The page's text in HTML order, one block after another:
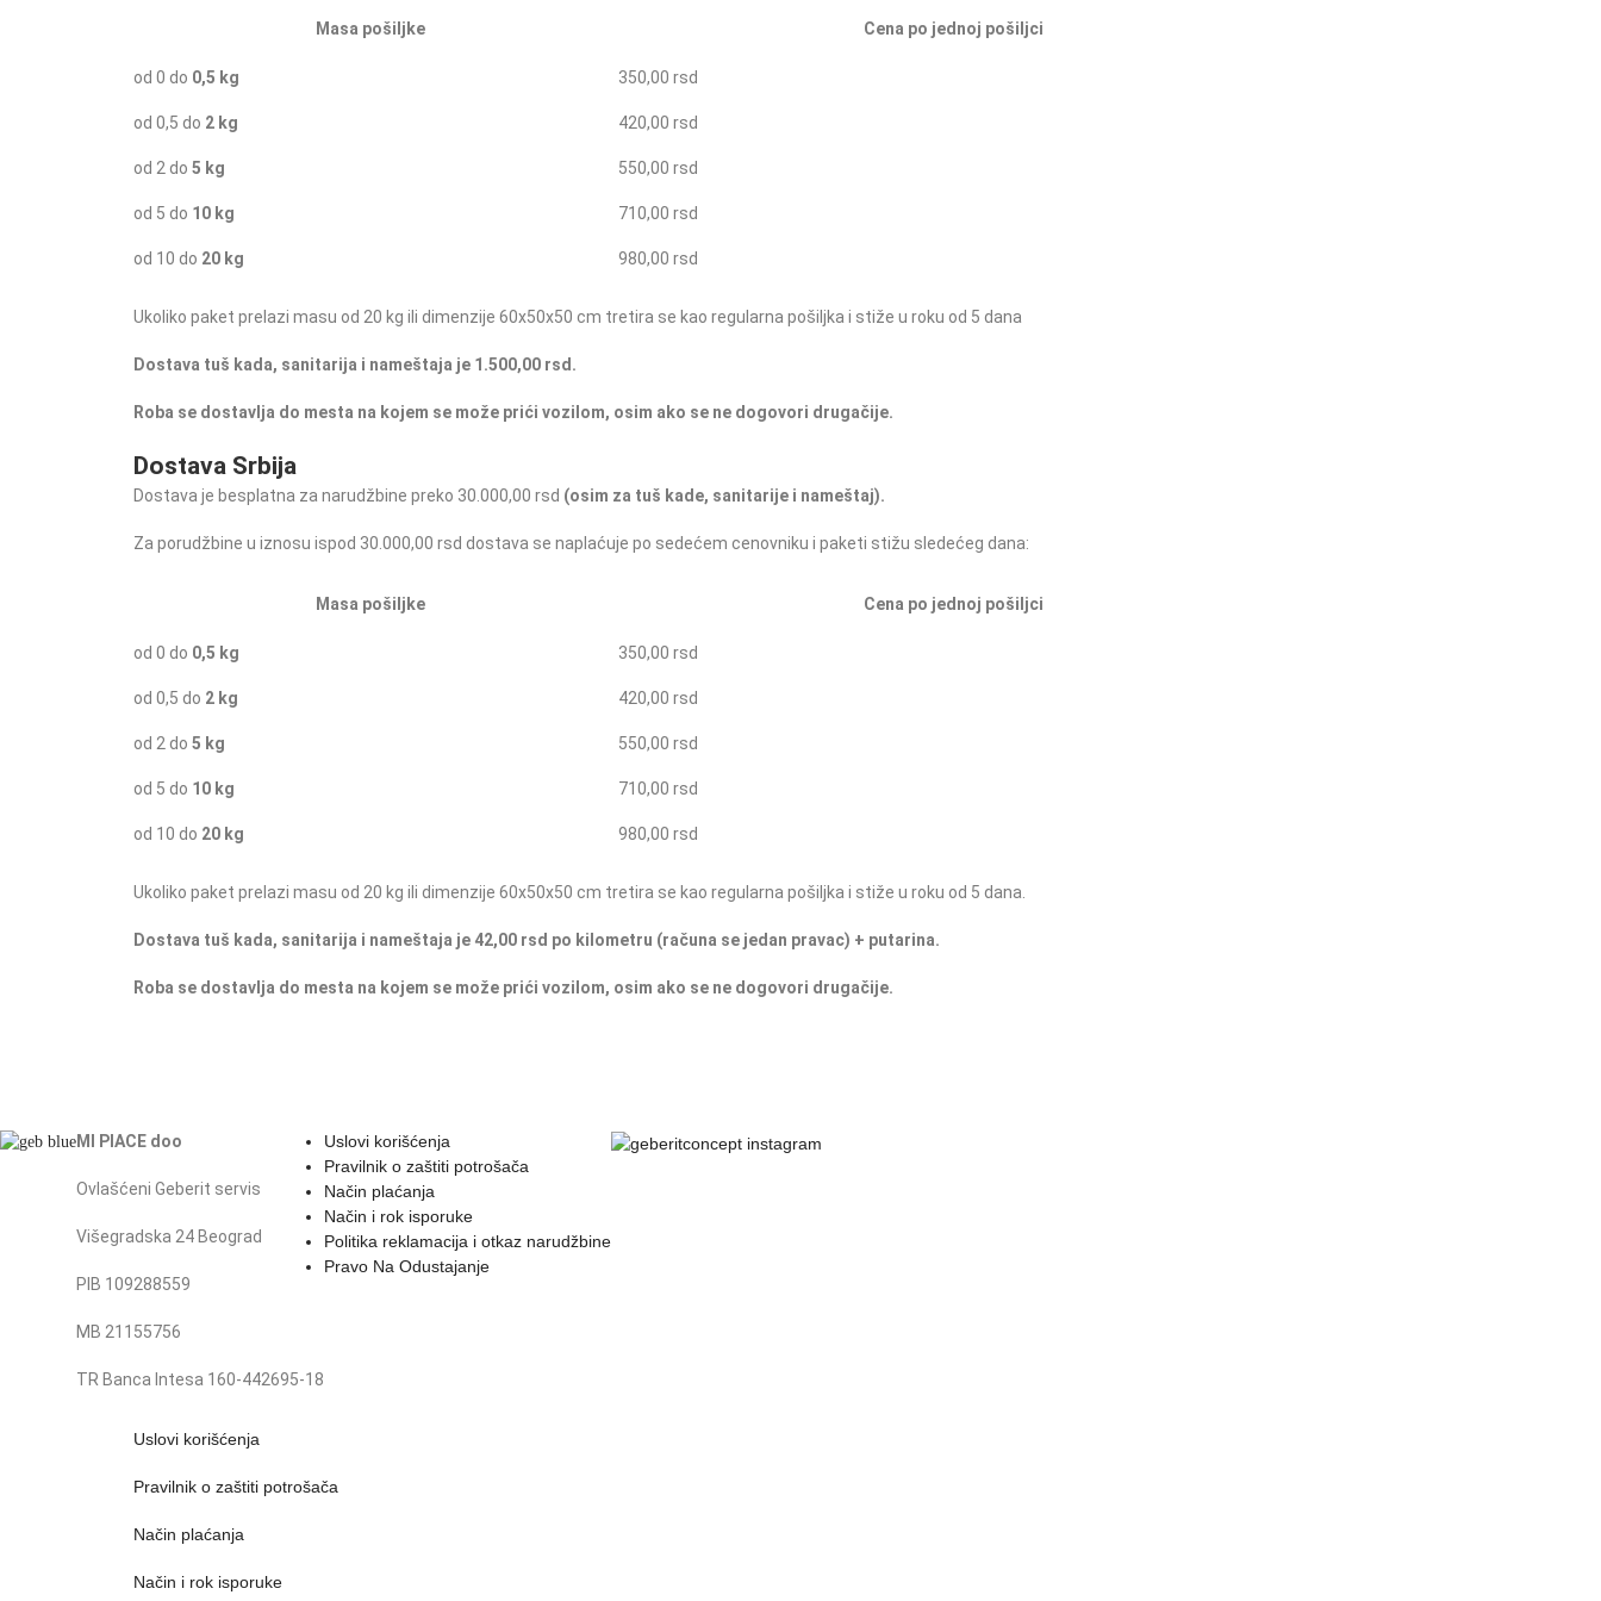
Masa pošiljke Cena po jednoj pošiljci
od 0 do 0,5 kg 350,00 rsd
od 0,5 do 2 kg 420,00 rsd
od 2 do 5 kg 550,00 rsd
od 5 do 10 kg 710,00 rsd
od 10 do 20 kg 980,00 rsd
Ukoliko paket prelazi masu od 20 kg ili dimenzije 60x50x50 cm tretira se kao regularna pošiljka i stiže u roku od 5 dana
Dostava tuš kada, sanitarija i nameštaja je 1.500,00 rsd.
Roba se dostavlja do mesta na kojem se može prići vozilom, osim ako se ne dogovori drugačije.
Dostava Srbija
Dostava je besplatna za narudžbine preko 30.000,00 rsd (osim za tuš kade, sanitarije i nameštaj).
Za porudžbine u iznosu ispod 30.000,00 rsd dostava se naplaćuje po sedećem cenovniku i paketi stižu sledećeg dana:
Masa pošiljke Cena po jednoj pošiljci
od 0 do 0,5 kg 350,00 rsd
od 0,5 do 2 kg 420,00 rsd
od 2 do 5 kg 550,00 rsd
od 5 do 10 kg 710,00 rsd
od 10 do 20 kg 980,00 rsd
Ukoliko paket prelazi masu od 20 kg ili dimenzije 60x50x50 cm tretira se kao regularna pošiljka i stiže u roku od 5 dana.
Dostava tuš kada, sanitarija i nameštaja je 42,00 rsd po kilometru (računa se jedan pravac) + putarina.
Roba se dostavlja do mesta na kojem se može prići vozilom, osim ako se ne dogovori drugačije.
MI PIACE doo
Ovlašćeni Geberit servis
Višegradska 24 Beograd
PIB 109288559
MB 21155756
TR Banca Intesa 160-442695-18
Uslovi korišćenja
Pravilnik o zaštiti potrošača
Način plaćanja
Način i rok isporuke
Politika reklamacija i otkaz narudžbine
Pravo Na Odustajanje
Uslovi korišćenja
Pravilnik o zaštiti potrošača
Način plaćanja
Način i rok isporuke